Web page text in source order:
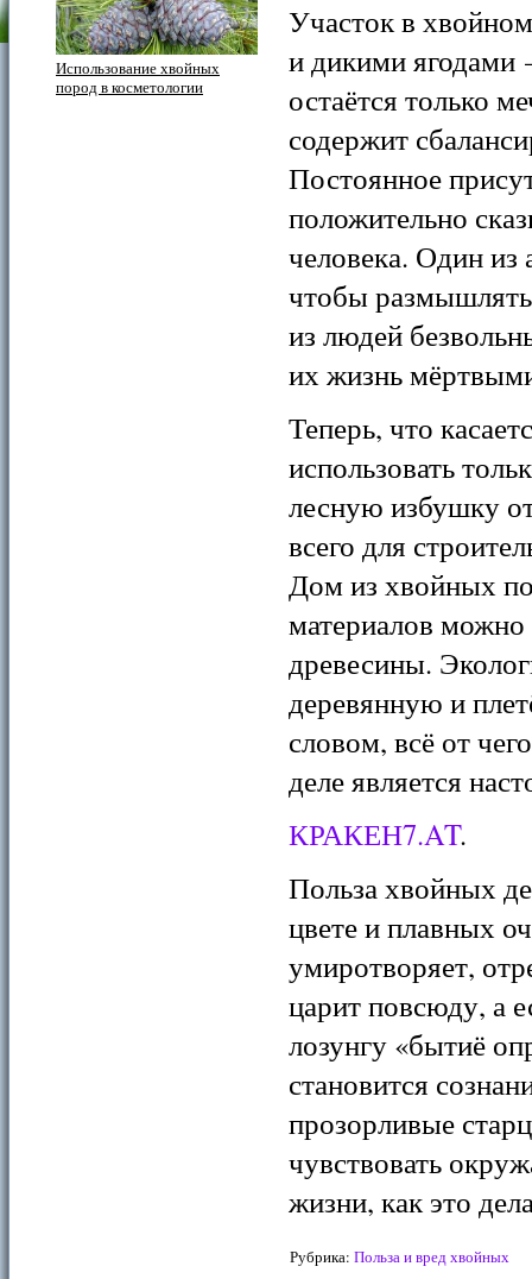
Использование хвойных
пород в косметологии
Участок в
и дикими
остаётся только
содержит
Постоянное
положительно
человека. Один из
чтобы
из людей
их жизнь
Теперь, что
использовать
лесную избушку
всего для
Дом из хвойных
материалов
древесины.
деревянную и
словом, всё от
деле является
КРАКЕН7.AT.
Польза хвойных
цвете и плавных
умиротворяет,
царит повсюду, а
лозунгу «бытиё
становится
прозорливые
чувствовать
жизни, как это
Рубрика: Польза и вред хвойных